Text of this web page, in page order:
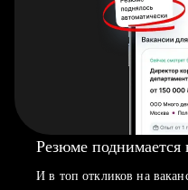
Резюме поднимается
И в топ откликов на